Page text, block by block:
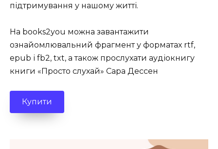
підтримування у нашому житті.
На books2you можна завантажити
ознайомлювальний фрагмент у форматах rtf,
epub і fb2, txt, а також прослухати аудіокнигу
книги «Просто слухай» Сара Дессен
Купити